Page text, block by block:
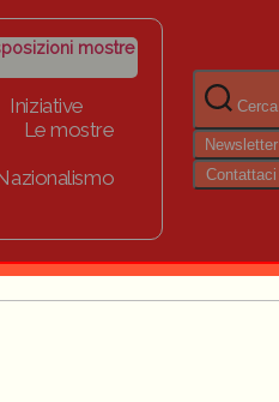
mostre
Iniziative
Le mostre
Cerca
Newsletter
Contattaci